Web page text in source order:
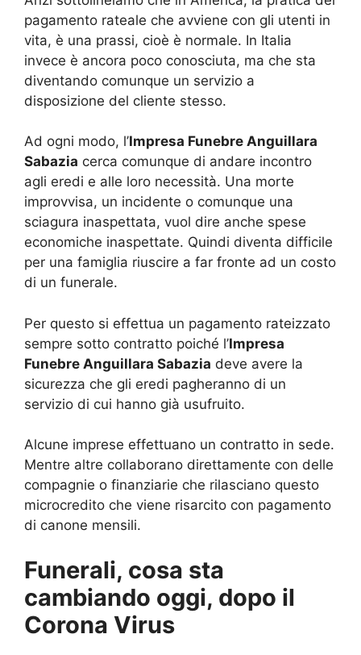
pagamento rateale che avviene con gli utenti in
vita, è una prassi, cioè è normale. In Italia
invece è ancora poco conosciuta, ma che sta
diventando comunque un servizio a
disposizione del cliente stesso.
Ad ogni modo, l’Impresa Funebre Anguillara
Sabazia cerca comunque di andare incontro
agli eredi e alle loro necessità. Una morte
improvvisa, un incidente o comunque una
sciagura inaspettata, vuol dire anche spese
economiche inaspettate. Quindi diventa difficile
per una famiglia riuscire a far fronte ad un costo
di un funerale.
Per questo si effettua un pagamento rateizzato
sempre sotto contratto poiché l’Impresa
Funebre Anguillara Sabazia deve avere la
sicurezza che gli eredi pagheranno di un
servizio di cui hanno già usufruito.
Alcune imprese effettuano un contratto in sede.
Mentre altre collaborano direttamente con delle
compagnie o finanziarie che rilasciano questo
microcredito che viene risarcito con pagamento
di canone mensili.
Funerali, cosa sta
cambiando oggi, dopo il
Corona Virus